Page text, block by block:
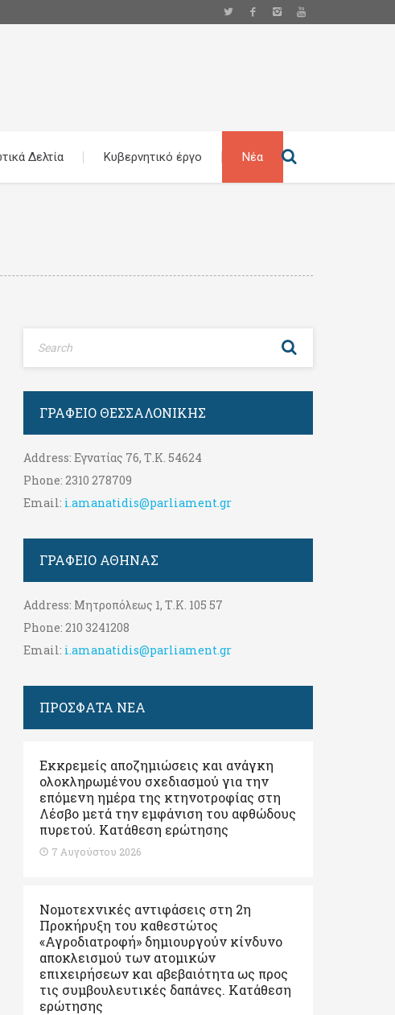
Δελτία Κυβερνητικό έργο Νέα
ΓΡΑΦΕΊΟ ΘΕΣΣΑΛΟΝΊΚΗΣ
Address: Εγνατίας 76, Τ.Κ. 54624
Phone: 2310 278709
Email: i.amanatidis@parliament.gr
ΓΡΑΦΕΊΟ ΑΘΉΝΑΣ
Address: Μητροπόλεως 1, Τ.Κ. 105 57
Phone: 210 3241208
Email: i.amanatidis@parliament.gr
ΠΡΟΣΦΑΤΑ ΝΕΑ
Εκκρεμείς αποζημιώσεις και ανάγκη
ολοκληρωμένου σχεδιασμού για την
επόμενη ημέρα της κτηνοτροφίας στη
Λέσβο μετά την εμφάνιση του αφθώδους
πυρετού. Kατάθεση ερώτησης
7 Αυγούστου 2026
Νομοτεχνικές αντιφάσεις στη 2η
Προκήρυξη του καθεστώτος
«Αγροδιατροφή» δημιουργούν κίνδυνο
αποκλεισμού των ατομικών
επιχειρήσεων και αβεβαιότητα ως προς
τις συμβουλευτικές δαπάνες. Κατάθεση
ερώτησης